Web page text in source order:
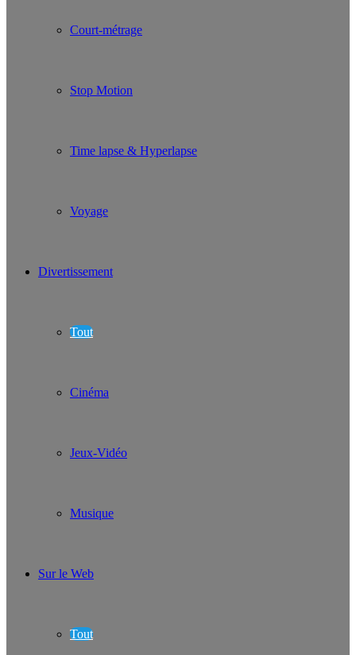
Court-métrage
Stop Motion
Time lapse & Hyperlapse
Voyage
Divertissement
Tout
Cinéma
Jeux-Vidéo
Musique
Sur le Web
Tout